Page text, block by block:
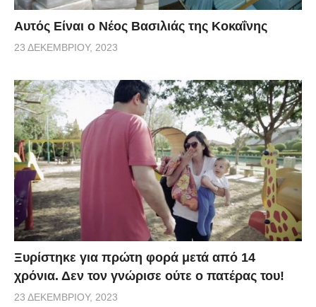
Αυτός Είναι ο Νέος Βασιλιάς της Κοκαΐνης
23 ΔΕΚΕΜΒΡΊΟΥ, 2023
Ξυρίστηκε για πρώτη φορά μετά από 14
χρόνια. Δεν τον γνώρισε ούτε ο πατέρας του!
23 ΔΕΚΕΜΒΡΊΟΥ, 2023